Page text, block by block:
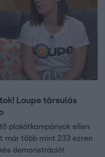
Loupe társulás
plakátkampányok ellen
már több mint 233 ezren
demonstrációt